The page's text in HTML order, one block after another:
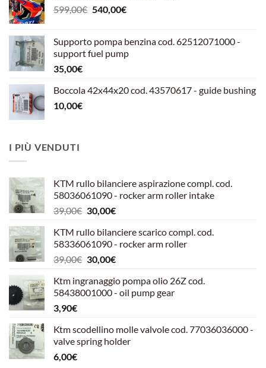
599,00€ Il
era:
599,00€.
540,00€Il
è:
540,00€.
Supporto pompa benzina cod. 62512071000 -
support fuel pump
35,00€
Boccola 42x44x20 cod. 43570617 - guide bushing
10,00€
I PIÙ VENDUTI
KTM rullo bilanciere aspirazione compl. cod.
58036061090 - rocker arm roller intake
39,00€ Il
originale
era:
39,00€.
30,00€Il
attuale
è:
30,00€.
KTM rullo bilanciere scarico compl. cod.
58336061090 - rocker arm roller
39,00€ Il
originale
era:
30,00€Il
attuale
è:
Ktm ingranaggio pompa olio 26Z cod.
58438001000 - oil pump gear
3,90€
Ktm scodellino molle valvole cod. 77036036000 -
valve spring holder
6,00€